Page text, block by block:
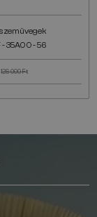
- 35A0 O - 56
126 000 Ft